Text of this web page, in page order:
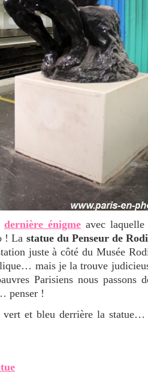
dernière énigme avec
! La statue du Penseur de
juste à côté du Musée
mais je la trouve
Parisiens nous passons
penser !
vert et bleu derrière la statue…